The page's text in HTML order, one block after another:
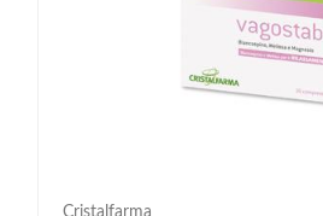
Cristalfarma